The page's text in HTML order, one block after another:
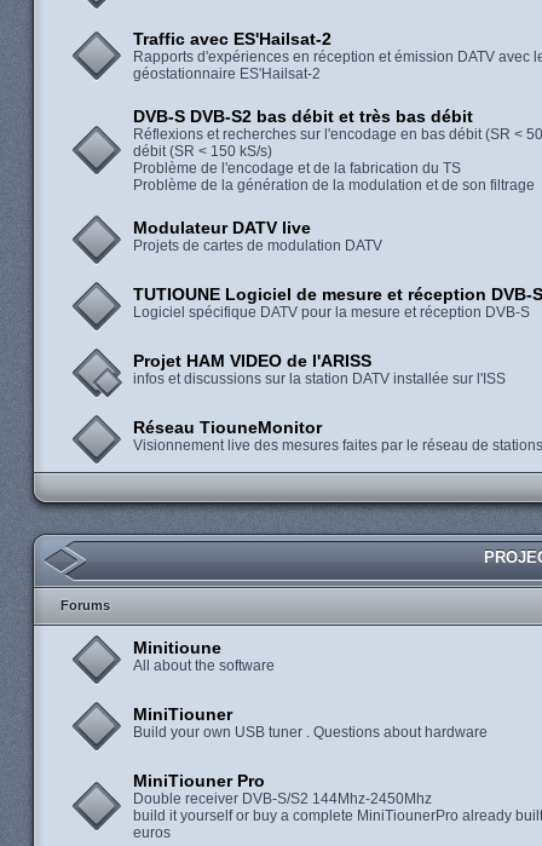
Traffic avec ES'Hailsat-2
Rapports d'expériences en réception et émission DATV avec
géostationnaire ES'Hailsat-2
DVB-S DVB-S2 bas débit et très bas débit
Réflexions et recherches sur l'encodage en bas débit (SR <
débit (SR < 150 kS/s)
Problème de l'encodage et de la fabrication du TS
Problème de la génération de la modulation et de son filtrage
Modulateur DATV live
Projets de cartes de modulation DATV
TUTIOUNE Logiciel de mesure et réception DVB-
Logiciel spécifique DATV pour la mesure et réception DVB-S
Projet HAM VIDEO de l'ARISS
infos et discussions sur la station DATV installée sur l'ISS
Réseau TiouneMonitor
Visionnement live des mesures faites par le réseau de
Forums
Minitioune
All about the software
MiniTiouner
Build your own USB tuner . Questions about hardware
MiniTiouner Pro
Double receiver DVB-S/S2 144Mhz-2450Mhz
build it yourself or buy a complete MiniTiounerPro already
euros